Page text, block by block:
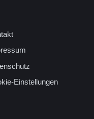
Einstellungen